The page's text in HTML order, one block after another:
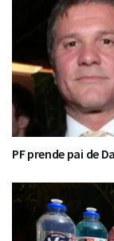
PF prende pai de